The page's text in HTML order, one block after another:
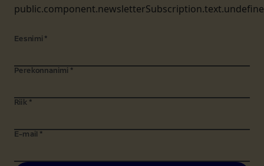
Eesnimi *
Perekonnanimi *
Riik *
E-mail *